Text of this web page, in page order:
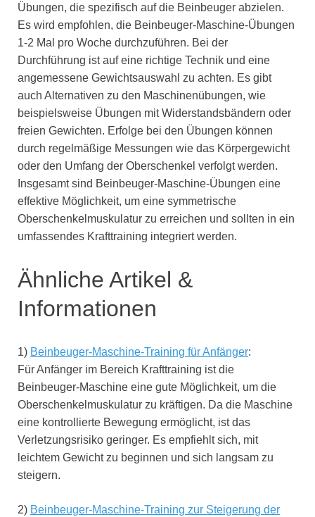
Übungen, die spezifisch auf die Beinbeuger abzielen.
Es wird empfohlen, die Beinbeuger-Maschine-Übungen
1-2 Mal pro Woche durchzuführen. Bei der
Durchführung ist auf eine richtige Technik und eine
angemessene Gewichtsauswahl zu achten. Es gibt
auch Alternativen zu den Maschinenübungen, wie
beispielsweise Übungen mit Widerstandsbändern oder
freien Gewichten. Erfolge bei den Übungen können
durch regelmäßige Messungen wie das Körpergewicht
oder den Umfang der Oberschenkel verfolgt werden.
Insgesamt sind Beinbeuger-Maschine-Übungen eine
effektive Möglichkeit, um eine symmetrische
Oberschenkelmuskulatur zu erreichen und sollten in ein
umfassendes Krafttraining integriert werden.
Ähnliche Artikel &
Informationen
1) Beinbeuger-Maschine-Training für Anfänger:
Für Anfänger im Bereich Krafttraining ist die
Beinbeuger-Maschine eine gute Möglichkeit, um die
Oberschenkelmuskulatur zu kräftigen. Da die Maschine
eine kontrollierte Bewegung ermöglicht, ist das
Verletzungsrisiko geringer. Es empfiehlt sich, mit
leichtem Gewicht zu beginnen und sich langsam zu
steigern.
2) Beinbeuger-Maschine-Training zur Steigerung der